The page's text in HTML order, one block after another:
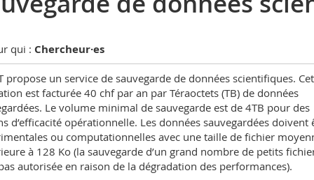
qui : Chercheur·es
propose un service de sauvegarde de données scientifiques.
est facturée 40 chf par an par Téraoctets (TB) de données
Le volume minimal de sauvegarde est de 4TB pour des
d’efficacité opérationnelle. Les données sauvegardées doivent
ou computationnelles avec une taille de fichier
à 128 Ko (la sauvegarde d’un grand nombre de petits
autorisée en raison de la dégradation des performances).